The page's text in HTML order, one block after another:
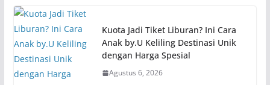
Kuota Jadi Tiket Liburan? Ini Cara
Anak by.U Keliling Destinasi Unik
dengan Harga Spesial
Agustus 6, 2026